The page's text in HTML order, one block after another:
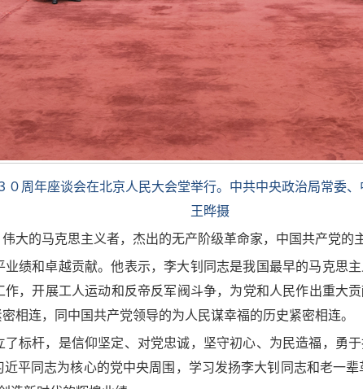
０周年座谈会在北京人民大会堂举行。中共中央政治局常委
王晔摄
大的马克思主义者，杰出的无产阶级革命家，中国共产党的
绩和卓越贡献。他表示，李大钊同志是我国最早的马克思
，开展工人运动和反帝反军阀斗争，为党和人民作出重大
相连，同中国共产党领导的为人民谋幸福的历史紧密相连。
标杆，是信仰坚定、对党忠诚，坚守初心、为民造福，勇
平同志为核心的党中央周围，学习发扬李大钊同志和老一辈